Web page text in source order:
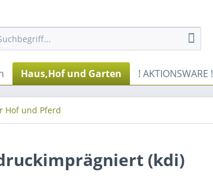
Haus,Hof und Garten ! AKTIONSWARE !
Hof und Pferd
(kdi)